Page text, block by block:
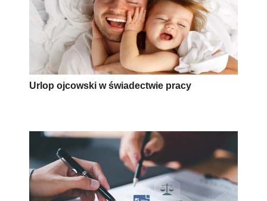
Urlop ojcowski w świadectwie pracy